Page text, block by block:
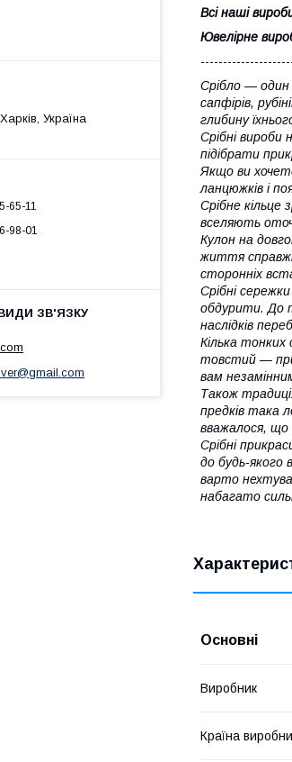
Всі наші
Ювелірне
Срібло — один
сапфірів,
глибину
Срібні
підібрати
Якщо ви
ланцюжків і
Срібне
вселяють
Кулон на
життя
сторонніх
Срібні
обдурити. До
наслідків
Кілька тонких
товстий —
вам
Також
предків така
вважалося, що
Срібні
до будь-якого
варто
набагато
Основні
Виробник
Країна
Україна
65-11
98-01